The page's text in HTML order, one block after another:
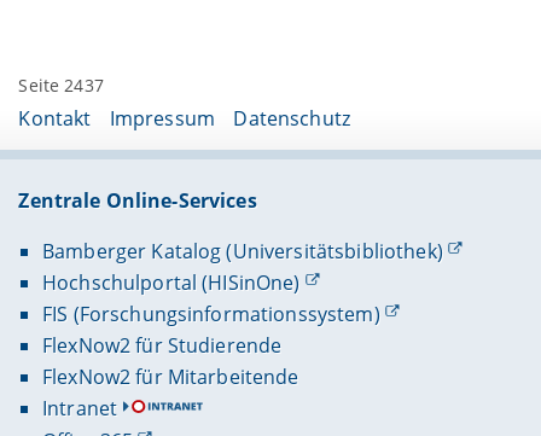
Seite 2437
Kontakt Impressum Datenschutz
Zentrale Online-Services
Bamberger Katalog (Universitätsbibliothek)
Hochschulportal (HISinOne)
FIS (Forschungsinformationssystem)
FlexNow2 für Studierende
FlexNow2 für Mitarbeitende
Intranet